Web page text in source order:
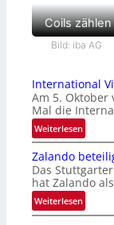
Coils zählen
Bild: iba AG
International
Am 5. Oktober
Mal die
Weiterlesen:
I
n
t
e
r
n
Zalando
Das
hat Zalando
Weiterlesen:
Z